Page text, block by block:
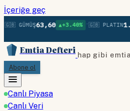
İçeriğe geç
🇬🇧 GÜMÜŞ63,60 ▲+3.40% • 🇬🇧 PLATIN
Emtia Defteri hap gibi
Abone ol
Canlı Piyasa
Canlı Veri